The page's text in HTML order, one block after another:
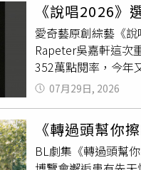
幾乎沒有太多NG
品。」郭子豪坦言
艷的表現。電影《
（圖／侯世駿攝）
畫面。（圖／翻攝
兒可以好好過兩輩
風。目前身體狀況
「每天晚上都要睡
現在身體相當健康
優雅地對小孩說：「
《說唱2026
愛奇藝原創綜藝《
Rapeter吳嘉軒這次
352萬點閱率，今年
其中〈嘿陳會計〉這
Rapeter吳嘉軒近
到「歹勢」這兩個
開始以為是一種湯
『安餒恩湯～』」
07月29日, 2026
《轉過頭幫你
BL劇集《轉過頭幫